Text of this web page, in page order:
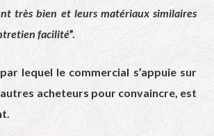
très bien et leurs matériaux similaires
facilité”.
lequel le commercial s’appuie sur
acheteurs pour convaincre, est